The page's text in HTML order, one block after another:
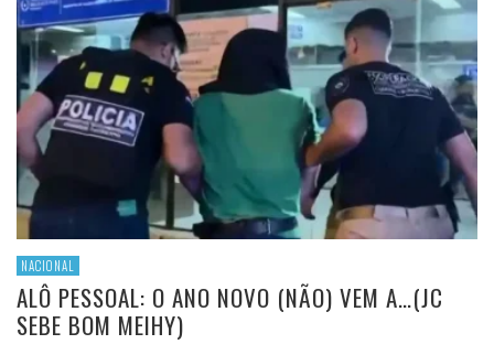
NACIONAL
ALÔ PESSOAL: O ANO NOVO (NÃO) VEM A…(JC
SEBE BOM MEIHY)